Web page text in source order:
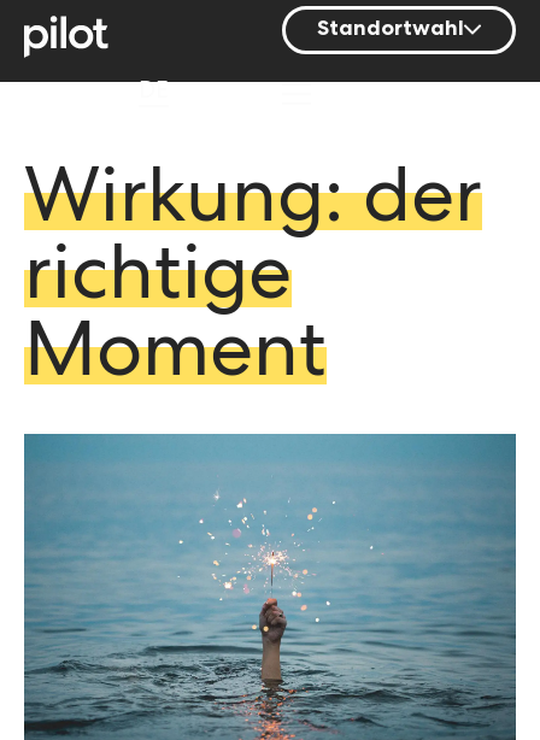
Standortwahl
Berlin
Mainz
München
Wirkung: der
richtige
Moment